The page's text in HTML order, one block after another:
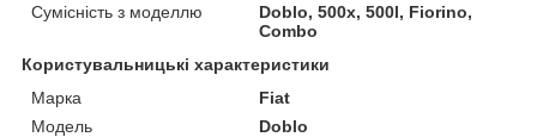
Сумісність з моделлю
Doblo, 500x, 500l, Fiorino,
Combo
Користувальницькі характеристики
Марка
Fiat
Модель
Doblo